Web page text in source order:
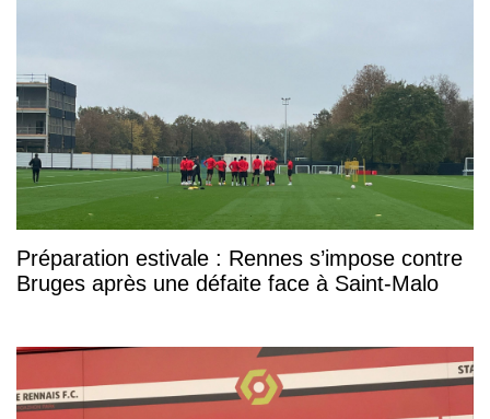
Préparation estivale : Rennes s’impose contre
Bruges après une défaite face à Saint-Malo